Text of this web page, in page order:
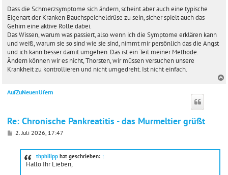
Dass die Schmerzsymptome sich ändern, scheint aber auch eine typische
Eigenart der Kranken Bauchspeicheldrüse zu sein, sicher spielt auch das
Gehirn eine aktive Rolle dabei.
Das Wissen, warum was passiert, also wenn ich die Symptome erklären kann
und weiß, warum sie so sind wie sie sind, nimmt mir persönlich das die Angst
und ich kann besser damit umgehen. Das ist ein Teil meiner Methode.
Ändern können wir es nicht, Thorsten, wir müssen versuchen unsere
Krankheit zu kontrollieren und nicht umgedreht. Ist nicht einfach.
AufZuNeuenUfern
Re: Chronische Pankreatitis - das Murmeltier grüßt
B2. Juli 2026, 17:47
thphilipp hat geschrieben: ↑
Hallo Ihr Lieben,